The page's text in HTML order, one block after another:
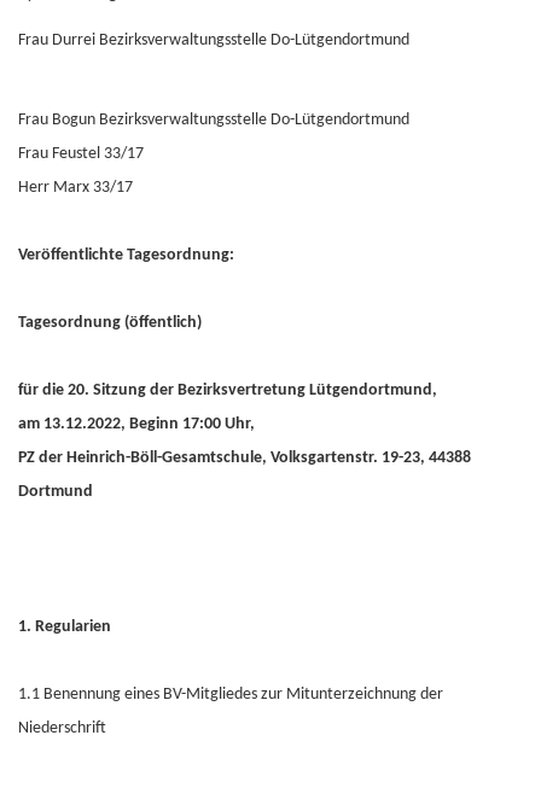
Frau Durrei Bezirksverwaltungsstelle Do-Lütgendortmund
Frau Bogun Bezirksverwaltungsstelle Do-Lütgendortmund
Frau Feustel 33/17
Herr Marx 33/17
Veröffentlichte Tagesordnung:
Tagesordnung (öffentlich)
für die 20. Sitzung der Bezirksvertretung Lütgendortmund,
am 13.12.2022, Beginn 17:00 Uhr,
PZ der Heinrich-Böll-Gesamtschule, Volksgartenstr. 19-23, 44388
Dortmund
1. Regularien
1.1 Benennung eines BV-Mitgliedes zur Mitunterzeichnung der
Niederschrift